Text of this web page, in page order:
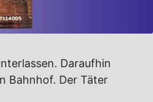
Daraufhin
Bahnhof. Der Täter